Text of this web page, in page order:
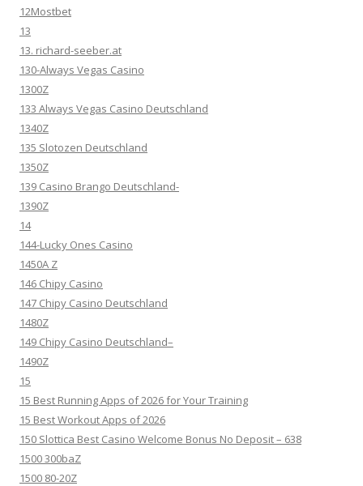
12Mostbet
13
13. richard-seeber.at
130-Always Vegas Casino
1300Z
133 Always Vegas Casino Deutschland
1340Z
135 Slotozen Deutschland
1350Z
139 Casino Brango Deutschland-
1390Z
14
144-Lucky Ones Casino
1450A Z
146 Chipy Casino
147 Chipy Casino Deutschland
1480Z
149 Chipy Casino Deutschland–
1490Z
15
15 Best Running Apps of 2026 for Your Training
15 Best Workout Apps of 2026
150 Slottica Best Casino Welcome Bonus No Deposit – 638
1500 300baZ
1500 80-20Z